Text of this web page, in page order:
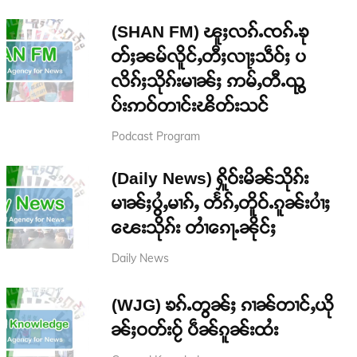
(SHAN FM) ၽူႈလၵ်ႉၸၵ်ႉၶု
တ်ႈၼမ်လိူင်ႇတီႈလႃႈသဵဝ်ႈ ပ
လိၵ်ႈသိုၵ်းမၢၼ်ႈ ဢမ်ႇတီႉၺွ
ပ်းဢဝ်တၢင်းၽိတ်းသင်
Podcast Program
(Daily News) ႁိူဝ်းမိၼ်သိုၵ်း
မၢၼ်ႈပွႆႇမၢၵ်ႇ တႅၵ်ႇတိူဝ်ႉၵူၼ်းပၢႆႈ
ၽေးသိုၵ်း တၢႆၵေႃႉၼိုင်ႈ
Daily News
(WJG) ၶၵ်ႉတွၼ်ႈ ၵၢၼ်တၢင်ႇယို
ၼ်ႈဝတ်းဝႂ် ပဵၼ်ၵူၼ်းထႆး